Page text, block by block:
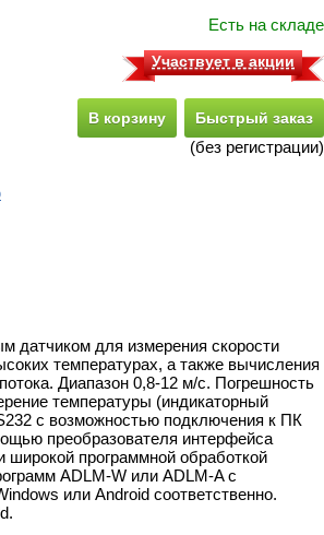
Есть на складе
Участвует в акции
В корзину Быстрый заказ
(без регистрации)
датчиком для измерения скорости
температурах, а также вычисления
Диапазон 0,8-12 м/с. Погрешность
температуры (индикаторный
с возможностью подключения к ПК
преобразователя интерфейса
программной обработкой
ADLM-W или ADLM-A с
или Android соответственно.